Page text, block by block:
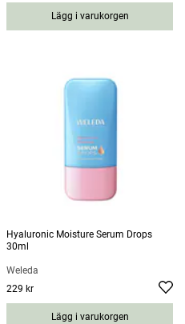
Lägg i varukorgen
Hyaluronic Moisture Serum Drops
30ml
Weleda
Pris:
229 kr
Lägg i varukorgen